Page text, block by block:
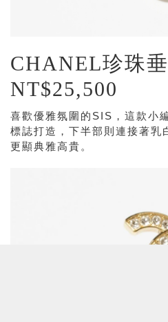
CHANEL珍珠
NT$25,500
喜歡優雅氛圍的SIS，這款小
標誌打造，下半部則連接著乳
更顯典雅高貴。